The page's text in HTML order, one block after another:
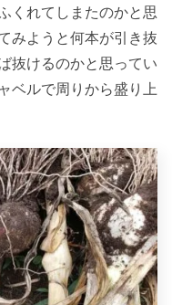
くれてしまたのかと思
みようと何本が引き抜
抜けるのかと思ってい
ベルで周りから盛り上